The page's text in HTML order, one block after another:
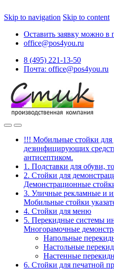
Skip to navigation Skip to content
Оставить заявку можно в
office@pos4you.ru
8 (495) 221-13-50
Почта: office@pos4you.ru
!!! Мобильные стойки
дезинфицирующих
антисептиком.
1. Подставки для обуви,
2. Стойки для
Демонстрационные
3. Уличные рекламные и
Мобильные стойки
4. Стойки для меню
5. Перекидные системы
Многорамочные
Напольные
Настольные
Настенные
6. Стойки для печатной